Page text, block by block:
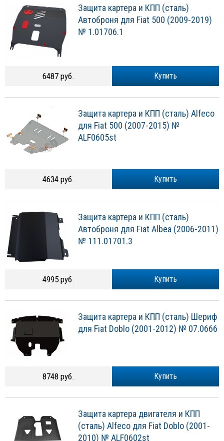
Защита картера и КПП (сталь)
Автоброня для Fiat 500 (2009-2019)
№ 1.01706.1
Купить
6487 руб.
Защита картера и КПП (сталь) Alfeco
для Fiat 500 (2007-2015) №
ALF0605st
Купить
4634 руб.
Защита картера и КПП (сталь)
Автоброня для Fiat Albea (2006-2011)
№ 111.01701.3
Купить
4995 руб.
Защита картера и КПП (сталь) Шериф
для Fiat Doblo (2001-2012) № 07.0666
Купить
8748 руб.
Защита картера двигателя и КПП
(сталь) Alfeco для Fiat Doblo (2001-
2010) № ALF0602st